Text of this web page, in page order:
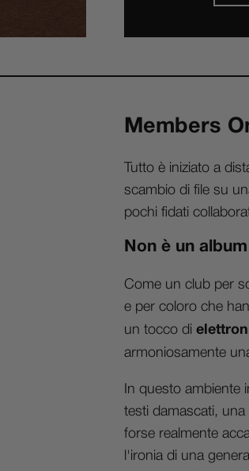
Members
Tutto è iniziato a
scambio di file su
pochi fidati
Non è un
Come un club per
e per coloro che
un tocco di
armoniosamente
In questo ambiente
testi damascati,
forse realmente
l'ironia di una